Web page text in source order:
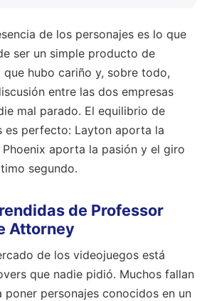
de los personajes es lo que
ser un simple producto de
que hubo cariño y, sobre todo,
entre las dos empresas
mal parado. El equilibrio de
es perfecto: Layton aporta la
aporta la pasión y el giro
segundo.
de Professor
Attorney
de los videojuegos está
que nadie pidió. Muchos fallan
poner personajes conocidos en un